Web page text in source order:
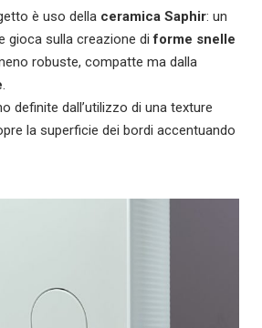
è uso della ceramica Saphir: un
gioca sulla creazione diforme snelle
robuste, compatte ma dalla
definite dall’utilizzo di una texture
la superficie dei bordi accentuando